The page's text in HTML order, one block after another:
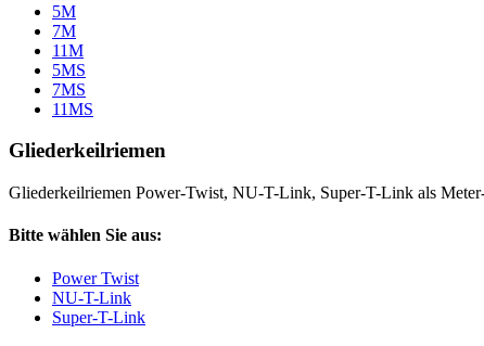
5M
7M
11M
5MS
7MS
11MS
Gliederkeilriemen
Gliederkeilriemen Power-Twist, NU-T-Link, Super-T-Link als
Bitte wählen Sie aus:
Power Twist
NU-T-Link
Super-T-Link